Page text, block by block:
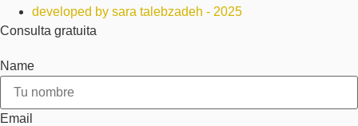
developed by sara talebzadeh - 2025
Consulta gratuita
Name
Email